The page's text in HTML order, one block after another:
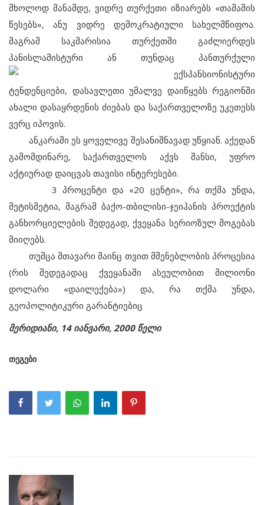
მხოლოდ მანამდე, ვიდრე თურქეთი იზიარებს «თამაშის
წესებს», ანუ ვიდრე დემოკრატიული სახელმწიფოა.
მაგრამ საკმარისია თურქეთში გაძლიერდეს
პანისლამისტური ან თუნდაც პანთურქული
ექსპანსიონისტური
ტენდენციები, დასავლეთი უმალვე დაიწყებს რეგიონში
ახალი დასაყრდენის ძიებას და საქართველოზე უკეთესს
ვერც იპოვის.
ანკარაში ეს ყოველივე შესანიშნავად უწყიან. აქედან
გამომდინარე, საქართველოს აქვს შანსი, უფრო
აქტიურად დაიცვას თავისი ინტერესები.
3 პროცენტი და «20 ცენტი», რა თქმა უნდა,
მეტისმეტია, მაგრამ ბაქო-თბილისი-ჯეიჰანის პროექტის
განხორციელების შედეგად, ქვეყანა სერიოზულ მოგებას
მიიღებს.
თუმცა მთავარი მაინც თვით მშენებლობის პროცესია
(რის შედეგადაც ქვეყანაში ასეულობით მილიონი
დოლარი «დაილექება») და, რა თქმა უნდა,
გეოპოლიტიკური გარანტიებიც
მერიდიანი, 14 იანვარი, 2000 წელი
თეგები